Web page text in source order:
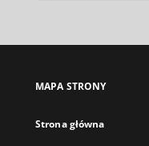
MAPA STRONY
Strona główna